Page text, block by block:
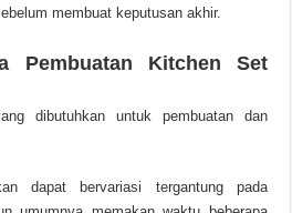
membuat keputusan akhir.
Pembuatan Kitchen Set
dibutuhkan untuk pembuatan dan
dapat bervariasi tergantung pada